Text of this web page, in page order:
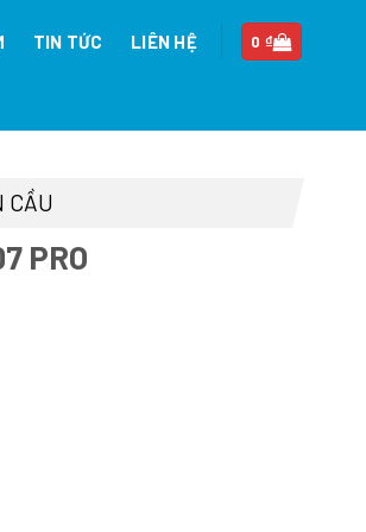
TIN TỨC LIÊN HỆ 0₫
CẦU
PRO